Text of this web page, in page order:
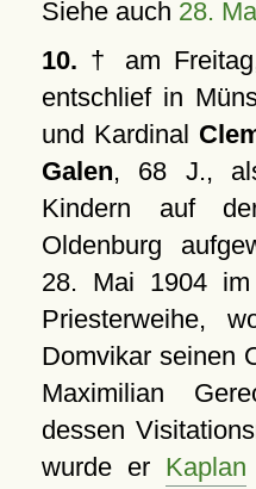
Siehe auch 28.
10. † am
entschlief in
und Kardinal
Galen, 68 J.,
Kindern auf
Oldenburg
28. Mai 1904
Priesterweihe,
Domvikar seinen
Maximilian
dessen
wurde er Kaplan